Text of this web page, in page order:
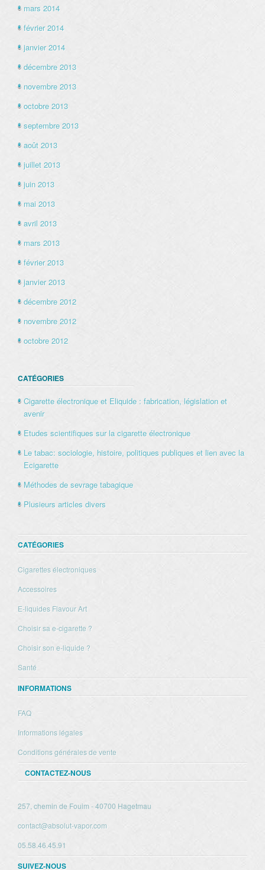
mars 2014
février 2014
janvier 2014
décembre 2013
novembre 2013
octobre 2013
septembre 2013
août 2013
juillet 2013
juin 2013
mai 2013
avril 2013
mars 2013
février 2013
janvier 2013
décembre 2012
novembre 2012
octobre 2012
CATÉGORIES
Cigarette électronique et Eliquide : fabrication, législation et
avenir
Etudes scientifiques sur la cigarette électronique
Le tabac: sociologie, histoire, politiques publiques et lien avec la
Ecigarette
Méthodes de sevrage tabagique
Plusieurs articles divers
CATÉGORIES
Cigarettes électroniques
Accessoires
E-liquides Flavour Art
Choisir sa e-cigarette ?
Choisir son e-liquide ?
Santé
INFORMATIONS
FAQ
Informations légales
Conditions générales de vente
CONTACTEZ-NOUS
257, chemin de Fouim - 40700 Hagetmau
contact@absolut-vapor.com
05.58.46.45.91
SUIVEZ-NOUS